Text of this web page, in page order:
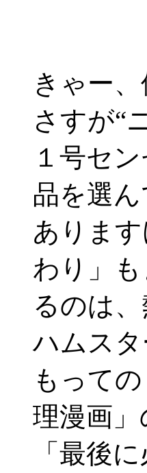
> う
きゃー
さすが“
１号セ
品を選
ありま
わり」
るのは
ハムス
もって
理漫画
「最後